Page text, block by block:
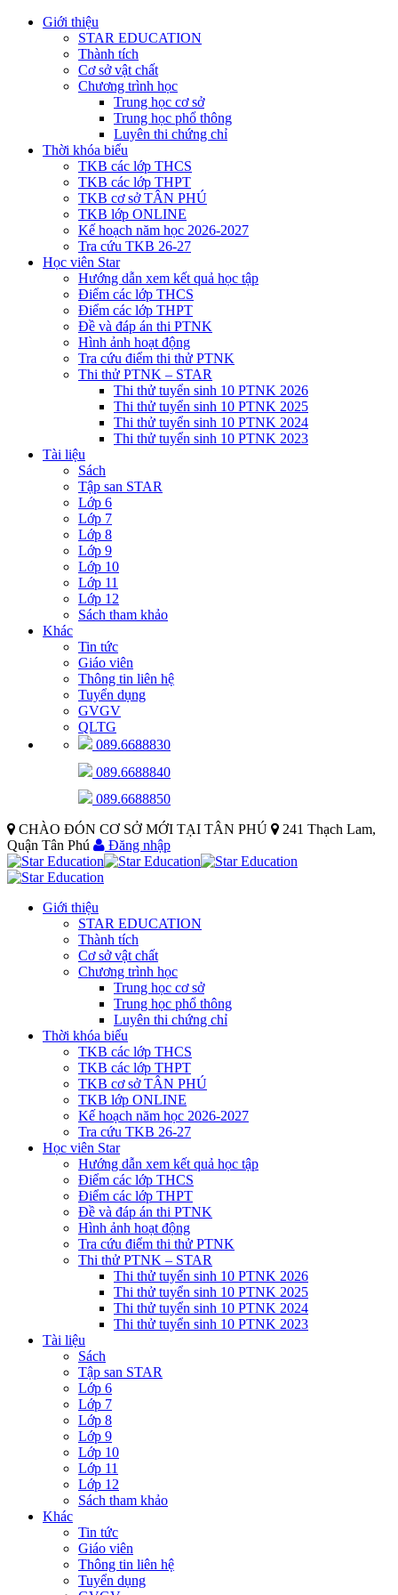
Giới thiệu
STAR EDUCATION
Thành tích
Cơ sở vật chất
Chương trình học
Trung học cơ sở
Trung học phổ thông
Luyên thi chứng chỉ
Thời khóa biểu
TKB các lớp THCS
TKB các lớp THPT
TKB cơ sở TÂN PHÚ
TKB lớp ONLINE
Kế hoạch năm học 2026-2027
Tra cứu TKB 26-27
Học viên Star
Hướng dẫn xem kết quả học tập
Điểm các lớp THCS
Điểm các lớp THPT
Đề và đáp án thi PTNK
Hình ảnh hoạt động
Tra cứu điểm thi thử PTNK
Thi thử PTNK – STAR
Thi thử tuyển sinh 10 PTNK 2026
Thi thử tuyển sinh 10 PTNK 2025
Thi thử tuyển sinh 10 PTNK 2024
Thi thử tuyển sinh 10 PTNK 2023
Tài liệu
Sách
Tập san STAR
Lớp 6
Lớp 7
Lớp 8
Lớp 9
Lớp 10
Lớp 11
Lớp 12
Sách tham khảo
Khác
Tin tức
Giáo viên
Thông tin liên hệ
Tuyển dụng
GVGV
QLTG
089.6688830
089.6688840
089.6688850
CHÀO ĐÓN CƠ SỞ MỚI TẠI TÂN PHÚ
241 Thạch Lam,
Quận Tân Phú
Đăng nhập
Giới thiệu
STAR EDUCATION
Thành tích
Cơ sở vật chất
Chương trình học
Trung học cơ sở
Trung học phổ thông
Luyên thi chứng chỉ
Thời khóa biểu
TKB các lớp THCS
TKB các lớp THPT
TKB cơ sở TÂN PHÚ
TKB lớp ONLINE
Kế hoạch năm học 2026-2027
Tra cứu TKB 26-27
Học viên Star
Hướng dẫn xem kết quả học tập
Điểm các lớp THCS
Điểm các lớp THPT
Đề và đáp án thi PTNK
Hình ảnh hoạt động
Tra cứu điểm thi thử PTNK
Thi thử PTNK – STAR
Thi thử tuyển sinh 10 PTNK 2026
Thi thử tuyển sinh 10 PTNK 2025
Thi thử tuyển sinh 10 PTNK 2024
Thi thử tuyển sinh 10 PTNK 2023
Tài liệu
Sách
Tập san STAR
Lớp 6
Lớp 7
Lớp 8
Lớp 9
Lớp 10
Lớp 11
Lớp 12
Sách tham khảo
Khác
Tin tức
Giáo viên
Thông tin liên hệ
Tuyển dụng